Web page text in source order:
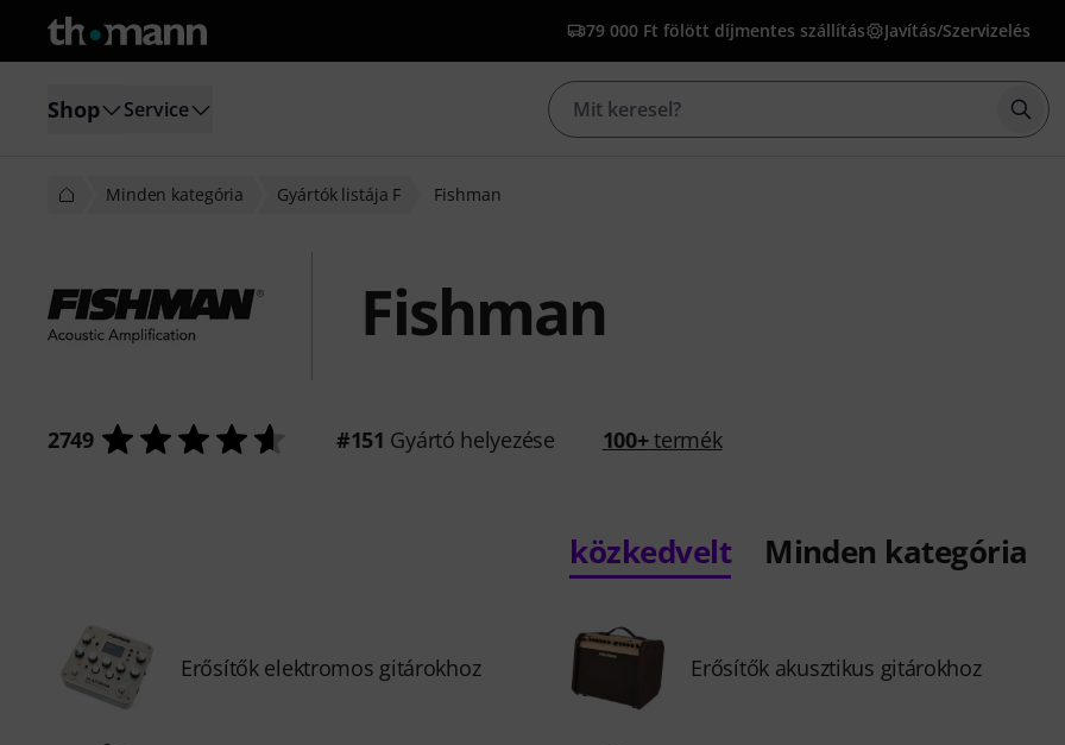
79 000 Ft fölött díjmentes szállítás Javítás/Szervizelés
Shop Service
Minden kategória Gyártók listája F Fishman
Fishman
2749 #151 Gyártó helyezése 100+termék
közkedvelt Minden kategória
Erősítők elektromos gitárokhoz Erősítők akusztikus gitárokhoz